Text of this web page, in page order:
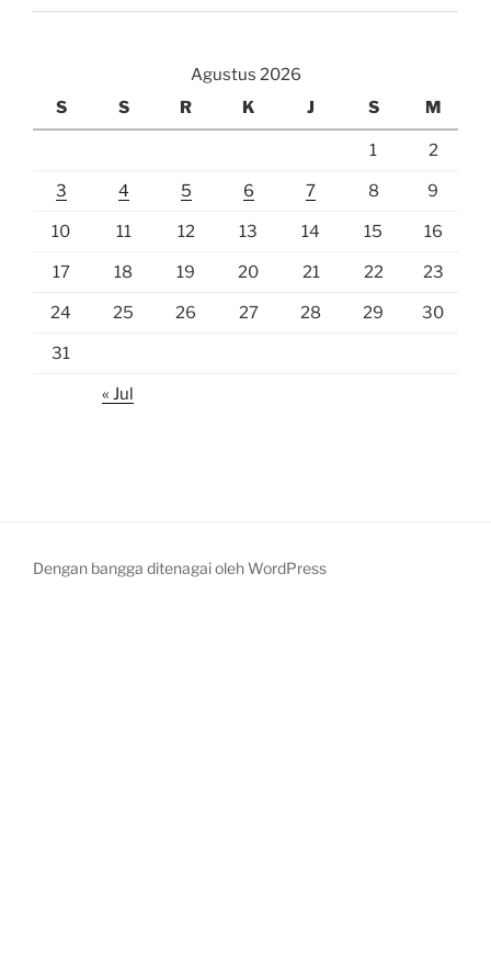
Agustus 2026
S
S R K J S M
1 2
3 4 5 6 7 8 9
10 11 12 13 14 15 16
17 18 19 20 21 22 23
24 25 26 27 28 29 30
31
« Jul
Dengan bangga ditenagai oleh WordPress